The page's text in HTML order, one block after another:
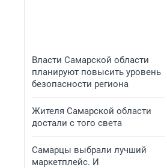
Власти Самарской области
планируют повысить уровень
безопасности региона
Жителя Самарской области
достали с того света
Самарцы выбрали лучший
маркетплейс. И